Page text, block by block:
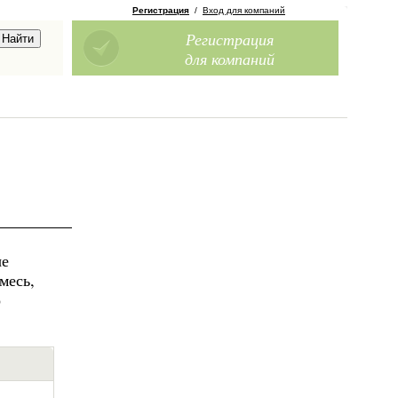
Регистрация / Вход для компаний
Регистрация
для компаний